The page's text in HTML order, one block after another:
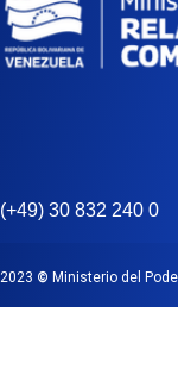
(+49) 30 832 240 0
2023 © Ministerio del